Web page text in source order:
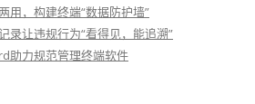
用，构建终端“数据防护墙”
录让违规行为“看得见，能追溯”
助力规范管理终端软件